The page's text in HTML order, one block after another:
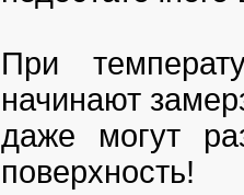
При
начинают
даже могут